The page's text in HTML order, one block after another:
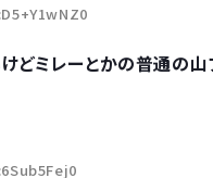
どミレーとかの普通の山